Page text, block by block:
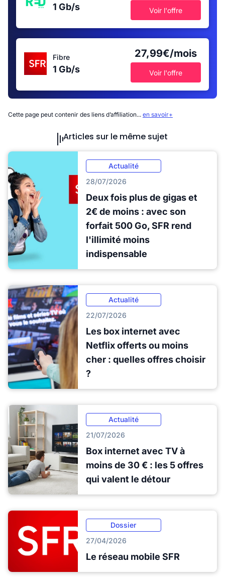
1 Gb/s Voir l'offre
Fibre
1 Gb/s
27,99€/mois
Voir l'offre
Cette page peut contenir des liens d’affiliation... en savoir+
Articles sur le même sujet
Actualité
28/07/2026
Deux fois plus de gigas et
2€ de moins : avec son
forfait 500 Go, SFR rend
l'illimité moins
indispensable
Actualité
22/07/2026
Les box internet avec
Netflix offerts ou moins
cher : quelles offres choisir
?
Actualité
21/07/2026
Box internet avec TV à
moins de 30 € : les 5 offres
qui valent le détour
Dossier
27/04/2026
Le réseau mobile SFR